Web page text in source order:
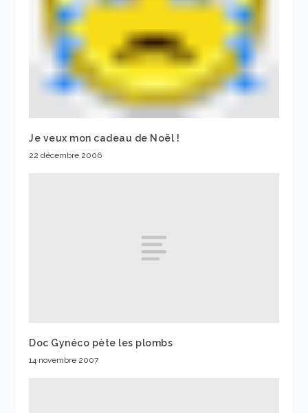
Je veux mon cadeau de Noël !
22 décembre 2006
Doc Gynéco pète les plombs
14 novembre 2007